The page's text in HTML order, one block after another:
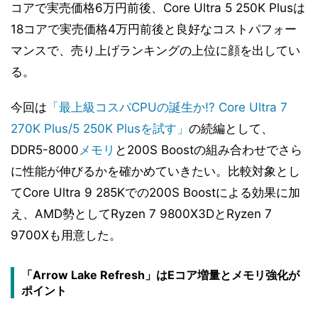
コアで実売価格6万円前後、Core Ultra 5 250K Plusは
18コアで実売価格4万円前後と良好なコストパフォー
マンスで、売り上げランキングの上位に顔を出してい
る。
今回は 「最上級コスパCPUの誕生か!? Core Ultra 7
270K Plus/5 250K Plusを試す」 の続編として、
DDR5-8000メモリ と200S Boostの組み合わせでさら
に性能が伸びるかを確かめていきたい。比較対象とし
てCore Ultra 9 285Kでの200S Boostによる効果に加
え、AMD勢としてRyzen 7 9800X3DとRyzen 7
9700Xも用意した。
「Arrow Lake Refresh」はEコア増量とメモリ強化が
ポイント